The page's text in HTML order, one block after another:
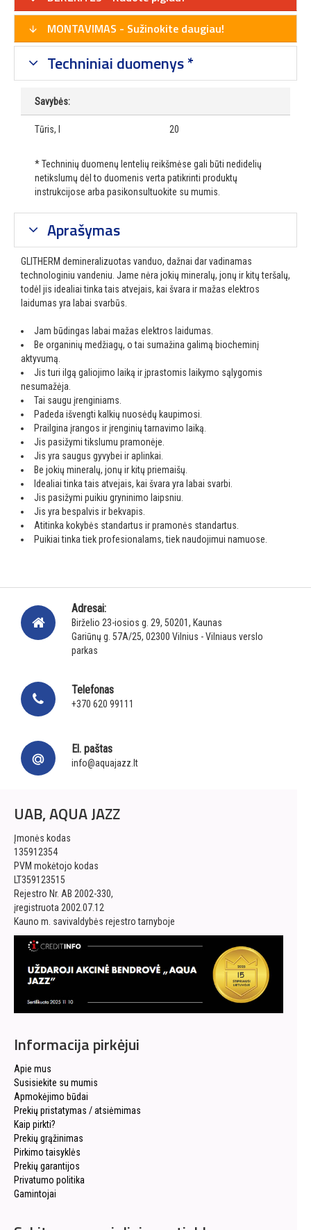
MONTAVIMAS - Sužinokite daugiau!
Techniniai duomenys *
Savybės:
Tūris, l 20
* Techninių duomenų lentelių reikšmėse gali būti nedidelių
netikslumų dėl to duomenis verta patikrinti produktų
instrukcijose arba pasikonsultuokite su mumis.
Aprašymas
GLITHERM demineralizuotas vanduo, dažnai dar vadinamas
technologiniu vandeniu. Jame nėra jokių mineralų, jonų ir kitų teršalų,
todėl jis idealiai tinka tais atvejais, kai švara ir mažas elektros
laidumas yra labai svarbūs.
Jam būdingas labai mažas elektros laidumas.
Be organinių medžiagų, o tai sumažina galimą biocheminį
aktyvumą.
Jis turi ilgą galiojimo laiką ir įprastomis laikymo sąlygomis
nesumažėja.
Tai saugu įrenginiams.
Padeda išvengti kalkių nuosėdų kaupimosi.
Prailgina įrangos ir įrenginių tarnavimo laiką.
Jis pasižymi tikslumu pramonėje.
Jis yra saugus gyvybei ir aplinkai.
Be jokių mineralų, jonų ir kitų priemaišų.
Idealiai tinka tais atvejais, kai švara yra labai svarbi.
Jis pasižymi puikiu gryninimo laipsniu.
Jis yra bespalvis ir bekvapis.
Atitinka kokybės standartus ir pramonės standartus.
Puikiai tinka tiek profesionalams, tiek naudojimui namuose.
Adresai:
Birželio 23-iosios g. 29, 50201, Kaunas
Gariūnų g. 57A/25, 02300 Vilnius - Vilniaus verslo
parkas
Telefonas
+370 620 99111
El. paštas
info@aquajazz.lt
UAB, AQUA JAZZ
Įmonės kodas
135912354
PVM mokėtojo kodas
LT359123515
Rejestro Nr. AB 2002-330,
įregistruota 2002.07.12
Kauno m. savivaldybės rejestro tarnyboje
Informacija pirkėjui
Apie mus
Susisiekite su mumis
Apmokėjimo būdai
Prekių pristatymas / atsiėmimas
Kaip pirkti?
Prekių grąžinimas
Pirkimo taisyklės
Prekių garantijos
Privatumo politika
Gamintojai